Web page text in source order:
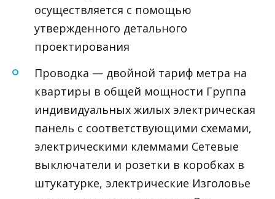
осуществляется с помощью
утвержденного детального
проектирования
Проводка — двойной тариф метра на
квартиры в общей мощности Группа
индивидуальных жилых электрическая
панель с соответствующими схемами,
электрическими клеммами Сетевые
выключатели и розетки в коробках в
штукатурке, электрические Изголовье